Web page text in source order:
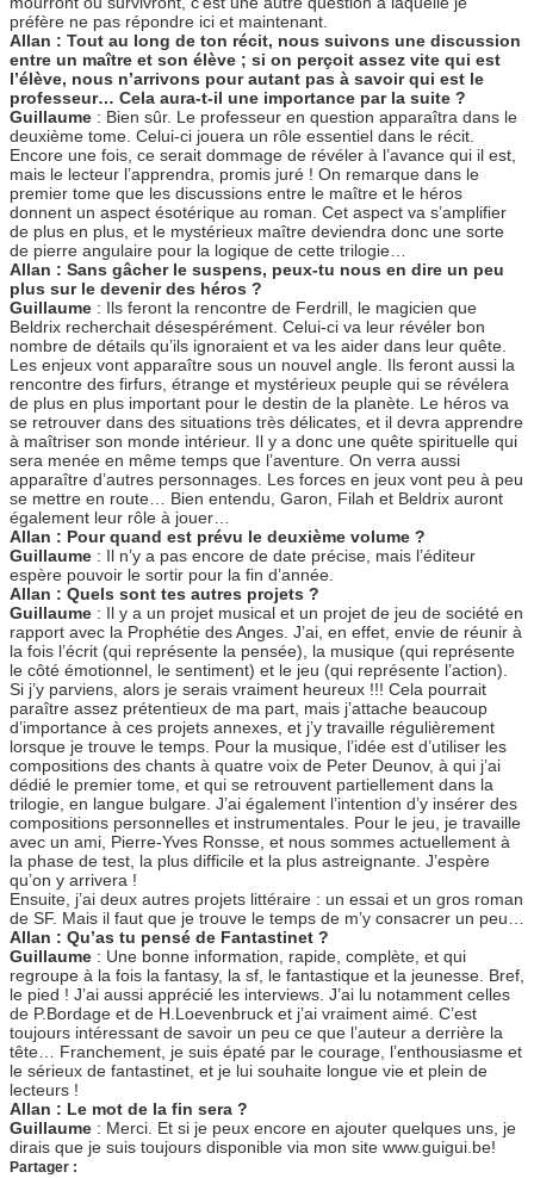
préfère ne pas répondre ici et maintenant.
Allan : Tout au long de ton récit, nous suivons une discussion
entre un maître et son élève ; si on perçoit assez vite qui est
l’élève, nous n’arrivons pour autant pas à savoir qui est le
professeur… Cela aura-t-il une importance par la suite ?
Guillaume : Bien sûr. Le professeur en question apparaîtra dans le
deuxième tome. Celui-ci jouera un rôle essentiel dans le récit.
Encore une fois, ce serait dommage de révéler à l’avance qui il est,
mais le lecteur l’apprendra, promis juré ! On remarque dans le
premier tome que les discussions entre le maître et le héros
donnent un aspect ésotérique au roman. Cet aspect va s’amplifier
de plus en plus, et le mystérieux maître deviendra donc une sorte
de pierre angulaire pour la logique de cette trilogie…
Allan : Sans gâcher le suspens, peux-tu nous en dire un peu
plus sur le devenir des héros ?
Guillaume : Ils feront la rencontre de Ferdrill, le magicien que
Beldrix recherchait désespérément. Celui-ci va leur révéler bon
nombre de détails qu’ils ignoraient et va les aider dans leur quête.
Les enjeux vont apparaître sous un nouvel angle. Ils feront aussi la
rencontre des firfurs, étrange et mystérieux peuple qui se révélera
de plus en plus important pour le destin de la planète. Le héros va
se retrouver dans des situations très délicates, et il devra apprendre
à maîtriser son monde intérieur. Il y a donc une quête spirituelle qui
sera menée en même temps que l’aventure. On verra aussi
apparaître d’autres personnages. Les forces en jeux vont peu à peu
se mettre en route… Bien entendu, Garon, Filah et Beldrix auront
également leur rôle à jouer…
Allan : Pour quand est prévu le deuxième volume ?
Guillaume : Il n’y a pas encore de date précise, mais l’éditeur
espère pouvoir le sortir pour la fin d’année.
Allan : Quels sont tes autres projets ?
Guillaume : Il y a un projet musical et un projet de jeu de société en
rapport avec la Prophétie des Anges. J’ai, en effet, envie de réunir à
la fois l’écrit (qui représente la pensée), la musique (qui représente
le côté émotionnel, le sentiment) et le jeu (qui représente l’action).
Si j’y parviens, alors je serais vraiment heureux !!! Cela pourrait
paraître assez prétentieux de ma part, mais j’attache beaucoup
d’importance à ces projets annexes, et j’y travaille régulièrement
lorsque je trouve le temps. Pour la musique, l’idée est d’utiliser les
compositions des chants à quatre voix de Peter Deunov, à qui j’ai
dédié le premier tome, et qui se retrouvent partiellement dans la
trilogie, en langue bulgare. J’ai également l’intention d’y insérer des
compositions personnelles et instrumentales. Pour le jeu, je travaille
avec un ami, Pierre-Yves Ronsse, et nous sommes actuellement à
la phase de test, la plus difficile et la plus astreignante. J’espère
qu’on y arrivera !
Ensuite, j’ai deux autres projets littéraire : un essai et un gros roman
de SF. Mais il faut que je trouve le temps de m’y consacrer un peu…
Allan : Qu’as tu pensé de Fantastinet ?
Guillaume : Une bonne information, rapide, complète, et qui
regroupe à la fois la fantasy, la sf, le fantastique et la jeunesse. Bref,
le pied ! J’ai aussi apprécié les interviews. J’ai lu notamment celles
de P.Bordage et de H.Loevenbruck et j’ai vraiment aimé. C’est
toujours intéressant de savoir un peu ce que l’auteur a derrière la
tête… Franchement, je suis épaté par le courage, l’enthousiasme et
le sérieux de fantastinet, et je lui souhaite longue vie et plein de
lecteurs !
Allan : Le mot de la fin sera ?
Guillaume : Merci. Et si je peux encore en ajouter quelques uns, je
dirais que je suis toujours disponible via mon site www.guigui.be!
Partager :